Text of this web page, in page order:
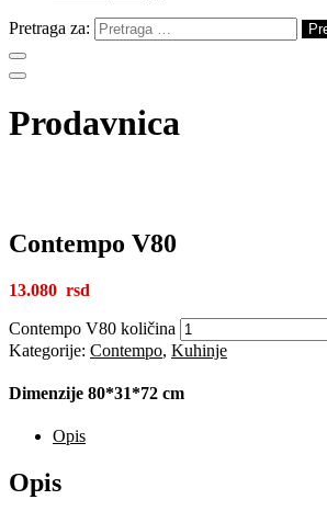
Pretraga za:
Prodavnica
Contempo V80
13.080
Contempo V80 količina
Kategorije: Contempo, Kuhinje
Dimenzije 80*31*72 cm
Opis
Opis